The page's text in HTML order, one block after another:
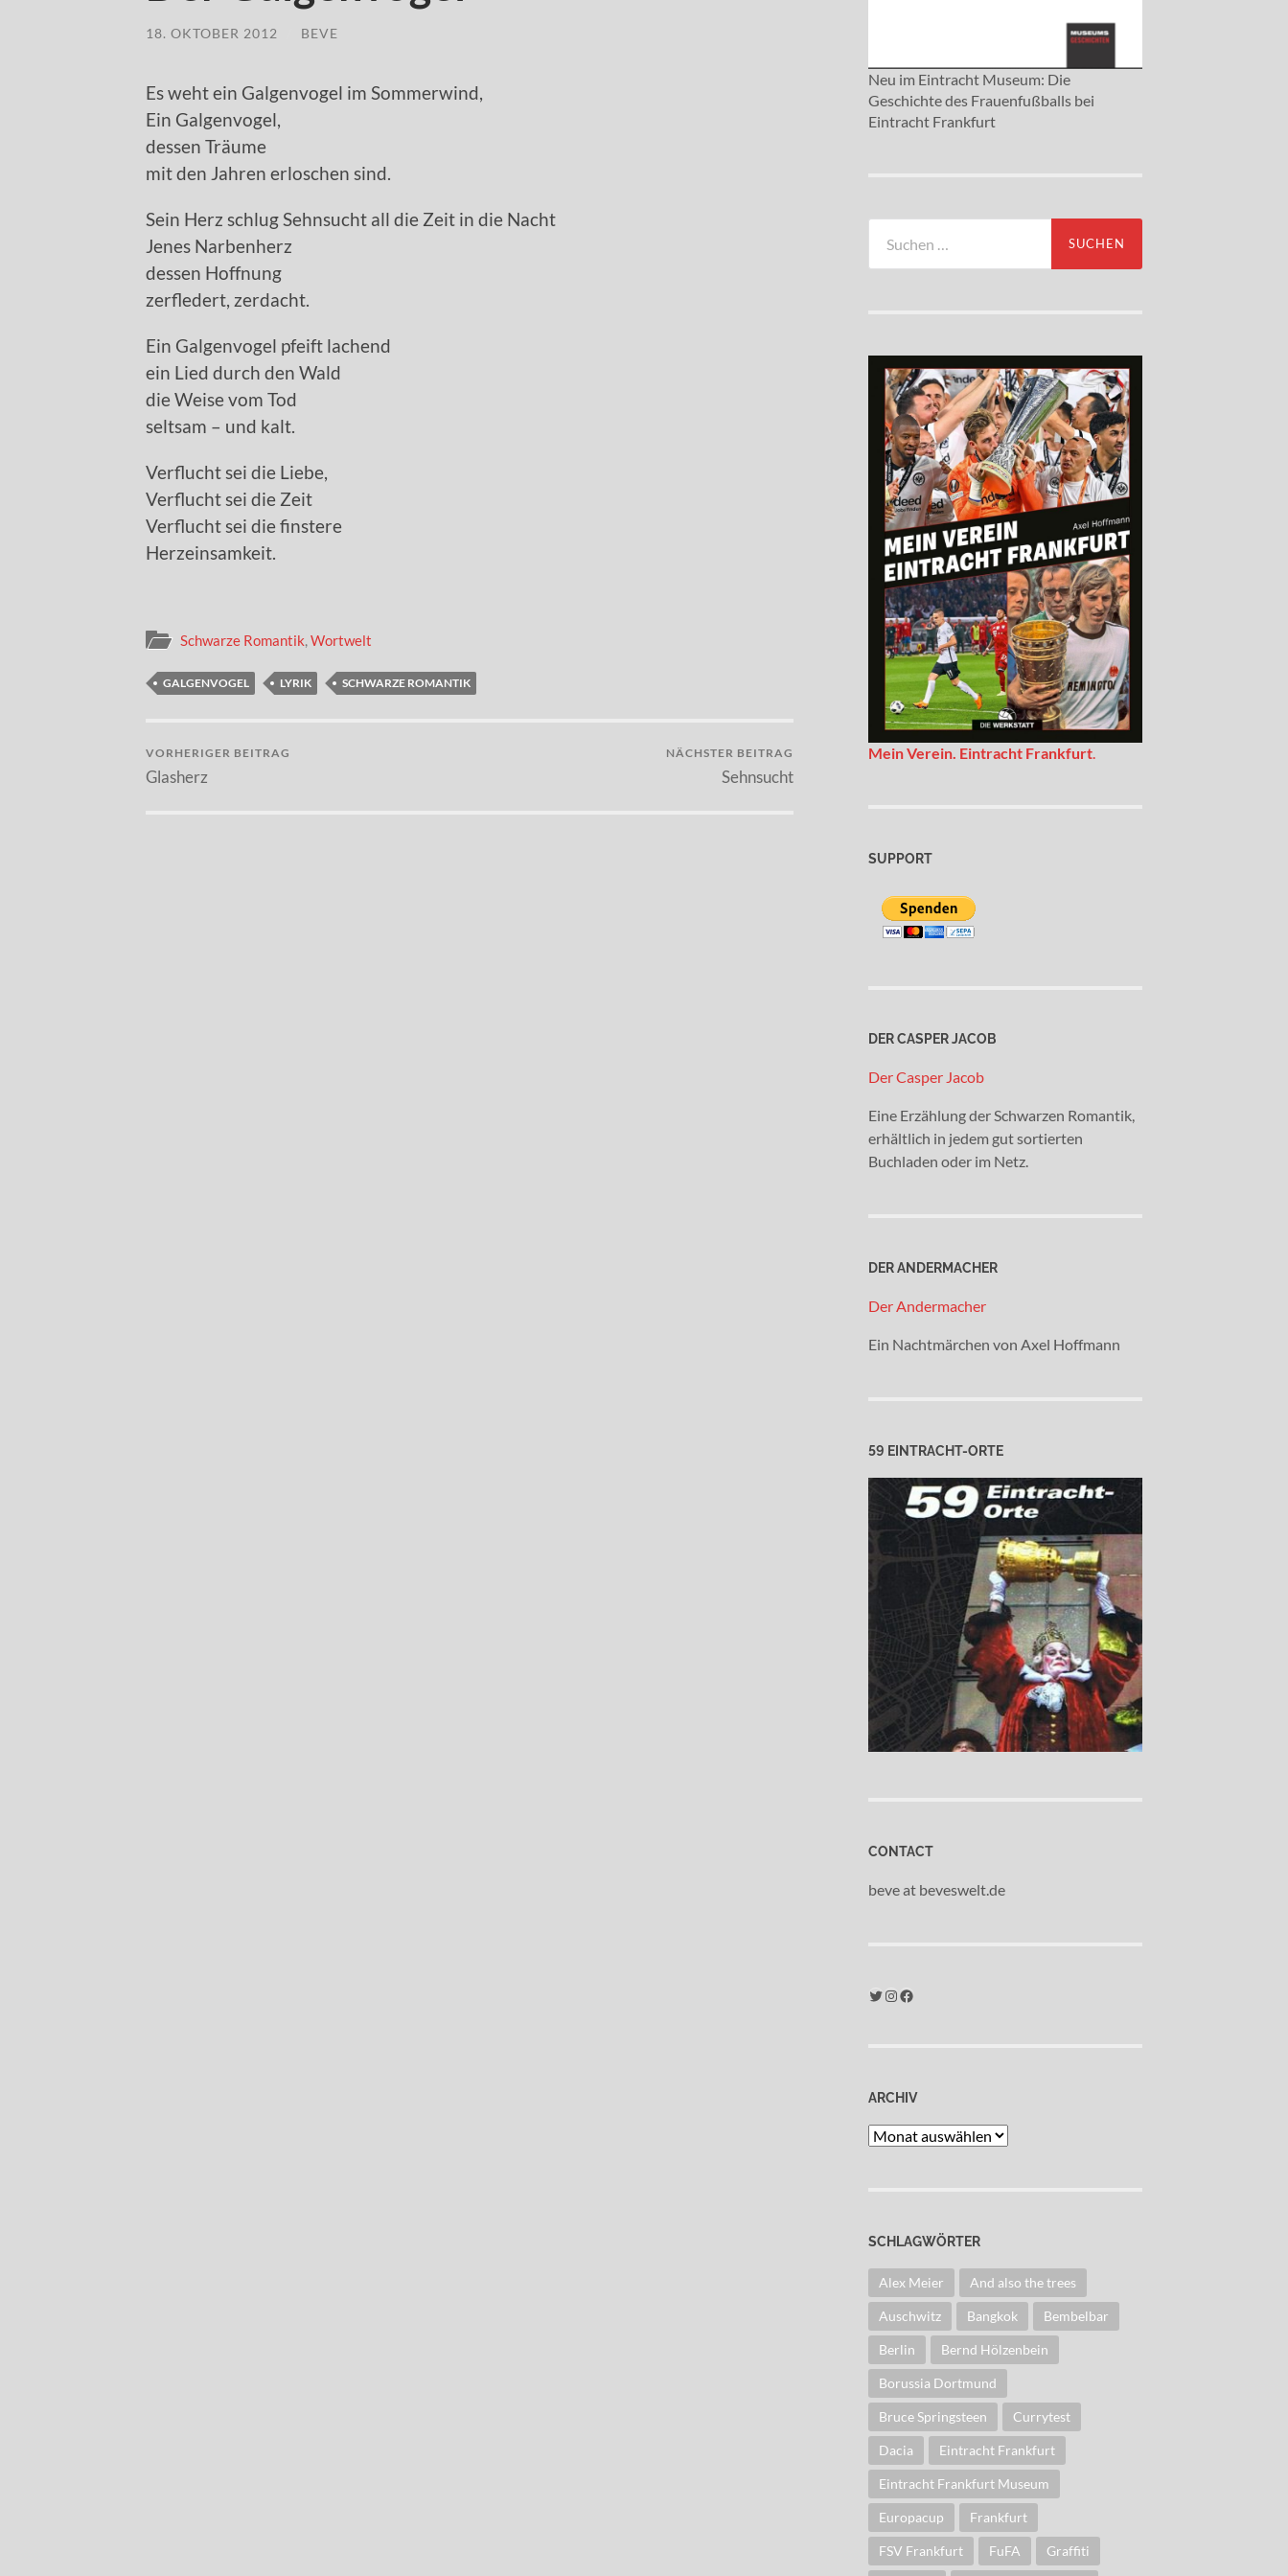
18. OKTOBER 2012 BEVE
Es weht ein Galgenvogel im Sommerwind,
Ein Galgenvogel,
dessen Träume
mit den Jahren erloschen sind.
Sein Herz schlug Sehnsucht all die Zeit in die Nacht
Jenes Narbenherz
dessen Hoffnung
zerfledert, zerdacht.
Ein Galgenvogel pfeift lachend
ein Lied durch den Wald
die Weise vom Tod
seltsam – und kalt.
Verflucht sei die Liebe,
Verflucht sei die Zeit
Verflucht sei die finstere
Herzeinsamkeit.
Schwarze Romantik,Wortwelt
GALGENVOGEL LYRIK SCHWARZE ROMANTIK
VORHERIGER BEITRAG
Glasherz
NÄCHSTER BEITRAG
Sehnsucht
Neu im Eintracht Museum: Die
Geschichte des Frauenfußballs bei
Eintracht Frankfurt
nach:
Mein Verein. Eintracht Frankfurt.
SUPPORT
DER CASPER JACOB
Der Casper Jacob
Eine Erzählung der Schwarzen Romantik,
erhältlich in jedem gut sortierten
Buchladen oder im Netz.
DER ANDERMACHER
Der Andermacher
Ein Nachtmärchen von Axel Hoffmann
59 EINTRACHT-ORTE
CONTACT
beve at beveswelt.de
Twitter Instagram Facebook
ARCHIV
Archiv
SCHLAGWÖRTER
Alex Meier And also the trees
Auschwitz Bangkok Bembelbar
Berlin Bernd Hölzenbein
Borussia Dortmund
Bruce Springsteen Currytest
Dacia Eintracht Frankfurt
Eintracht Frankfurt Museum
Europacup Frankfurt
FSV Frankfurt FuFA Graffiti